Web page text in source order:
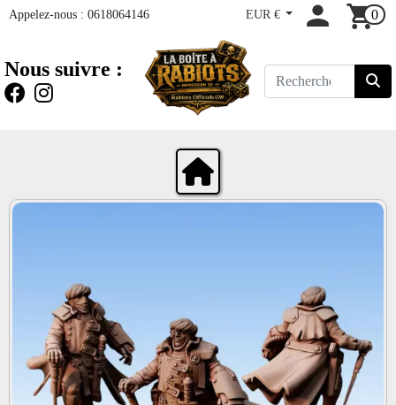
Appelez-nous : 0618064146 EUR € 0
Nous suivre :